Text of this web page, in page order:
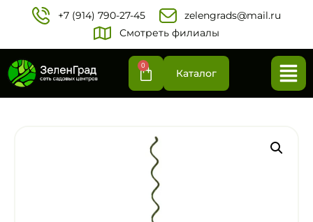
+7 (914) 790-27-45‬
zelengrads@mail.ru
Смотреть филиалы
0
Каталог